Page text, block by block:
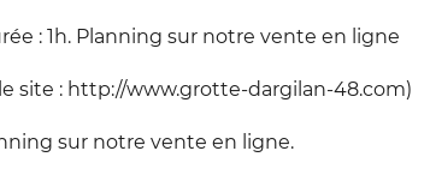
: 1h. Planning sur notre vente en ligne
site : http://www.grotte-dargilan-48.com)
sur notre vente en ligne.